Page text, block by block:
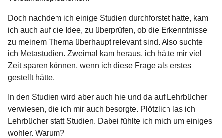
Doch nachdem ich einige Studien durchforstet hatte, kam
ich auch auf die Idee, zu überprüfen, ob die Erkenntnisse
zu meinem Thema überhaupt relevant sind. Also suchte
ich Metastudien. Zweimal kam heraus, ich hätte mir viel
Zeit sparen können, wenn ich diese Frage als erstes
gestellt hätte.
In den Studien wird aber auch hie und da auf Lehrbücher
verwiesen, die ich mir auch besorgte. Plötzlich las ich
Lehrbücher statt Studien. Dabei fühlte ich mich um einiges
wohler. Warum?